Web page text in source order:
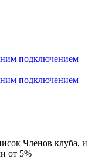
подключением
подключением
Членов клуба, и
от 5%